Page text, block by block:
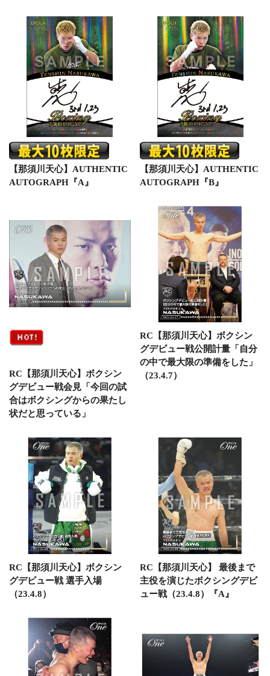
【那須川天心】AUTHENTIC
AUTOGRAPH『A』
【那須川天心】AUTHENTIC
AUTOGRAPH『B』
RC【那須川天心】ボクシン
グデビュー戦会見「今回の試
合はボクシングからの果たし
状だと思っている」
RC【那須川天心】ボクシン
グデビュー戦公開計量「自分
の中で最大限の準備をした」
（23.4.7）
RC【那須川天心】ボクシン
グデビュー戦 選手入場
（23.4.8）
RC【那須川天心】 最後まで
主役を演じたボクシングデビ
ュー戦（23.4.8）『A』